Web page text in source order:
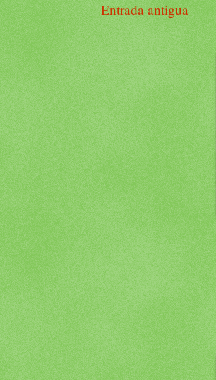
Entrada antigua